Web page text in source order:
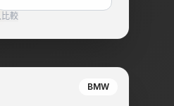
較
BMW